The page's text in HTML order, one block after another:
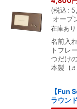
(税込:
オープ
在庫あり
名前入
トフレ
つだけ
本製 (♬
【Fun
ラウンド